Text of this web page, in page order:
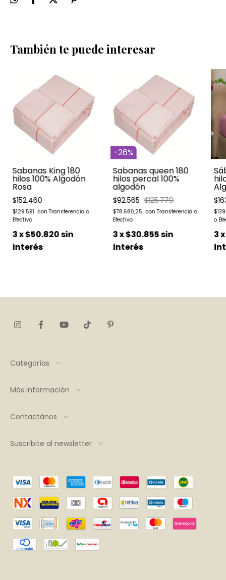
También te puede interesar
Sabanas King 180
hilos 100% Algodón
Rosa
$152.460
$129.591
3x$50.820sin
interés
-26%
Sabanas queen 180
hilos percal 100%
algodón
$92.565 $125.779
$78.680,25
3x$30.855sin
interés
3x
Categorías
Más información
Contactános
Suscribite al newsletter